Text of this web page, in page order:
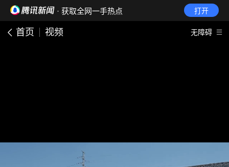
· 获取全网一手热点 打开
首页 视频 无障碍